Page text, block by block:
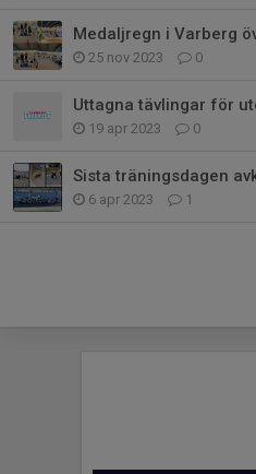
Medaljregn i Varberg
25 nov 2023 0
Uttagna tävlingar för
19 apr 2023 0
Sista träningsdagen
6 apr 2023 1